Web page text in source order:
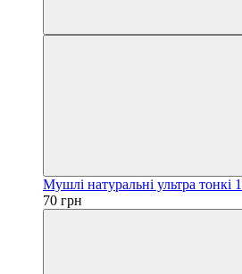
Мушлі натуральні ультра тонкі
70 грн